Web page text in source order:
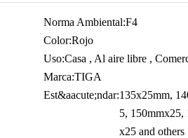
Norma Ambiental:F4
Color:Rojo
Uso:Casa , Al aire libre ,
Marca:TIGA
Est&aacute;ndar:135x25mm,
5, 150mmx25,
x25 and others